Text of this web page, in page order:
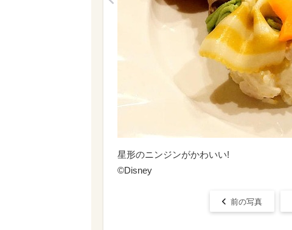
星形のニンジンがかわいい!
©Disney
前の写真